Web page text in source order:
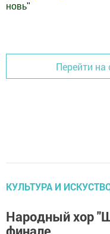
новь"
Перейти на
КУЛЬТУРА И
Народный хор